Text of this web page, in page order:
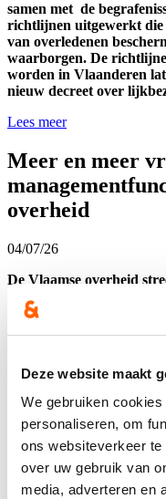
Deze website maakt
We gebruiken
personaliseren, om
ons websiteverkeer
over uw gebruik van
media, adverteren en
samen met de
richtlijnen uitgewerkt die
van overledenen
waarborgen. De
worden in Vlaanderen
nieuw decreet over
Lees meer
Meer en meer
overheid
04/07/26
De Vlaamse overheid
werkomgeving te
het jaar 2025 blijkt dat
doorstroomtrajecten die
ongeziene stijging van
middenmanagement.
doortrekken om meer
binnen het
Lees meer